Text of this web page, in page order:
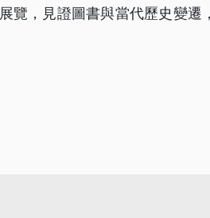
覽，見證圖書與當代歷史變